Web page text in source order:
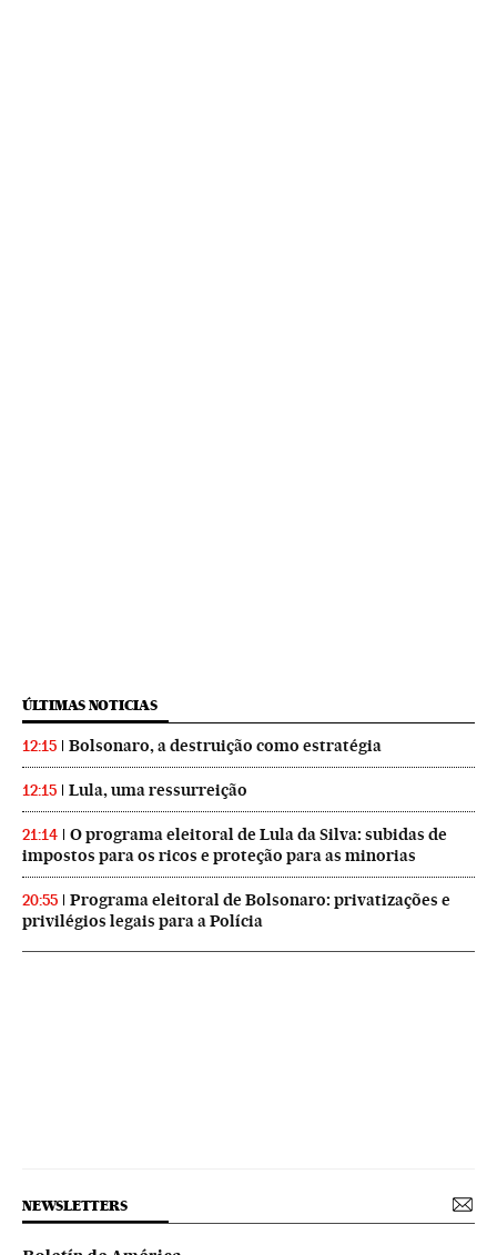
ÚLTIMAS NOTICIAS
12:15 Bolsonaro, a destruição como estratégia
12:15 Lula, uma ressurreição
21:14
O programa eleitoral de Lula da Silva: subidas de
impostos para os ricos e proteção para as minorias
20:55
Programa eleitoral de Bolsonaro: privatizações e
privilégios legais para a Polícia
NEWSLETTERS